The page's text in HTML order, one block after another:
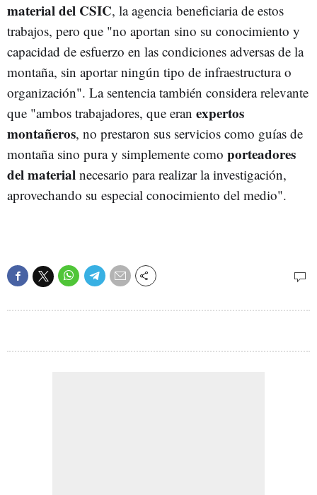
material del CSIC, la agencia beneficiaria de estos
trabajos, pero que "no aportan sino su conocimiento y
capacidad de esfuerzo en las condiciones adversas de la
montaña, sin aportar ningún tipo de infraestructura o
organización". La sentencia también considera relevante
que "ambos trabajadores, que eran expertos
montañeros, no prestaron sus servicios como guías de
montaña sino pura y simplemente como porteadores
del material necesario para realizar la investigación,
aprovechando su especial conocimiento del medio".